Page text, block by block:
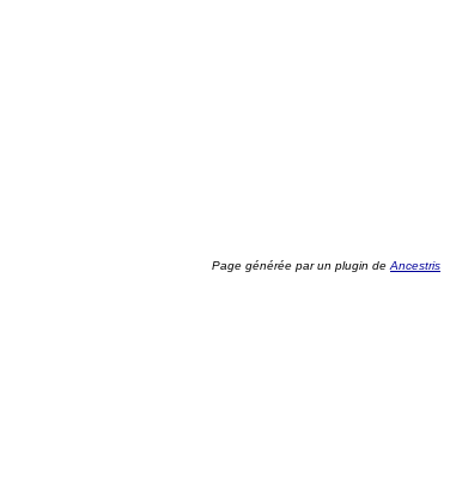
Page générée par un plugin de Ancestris